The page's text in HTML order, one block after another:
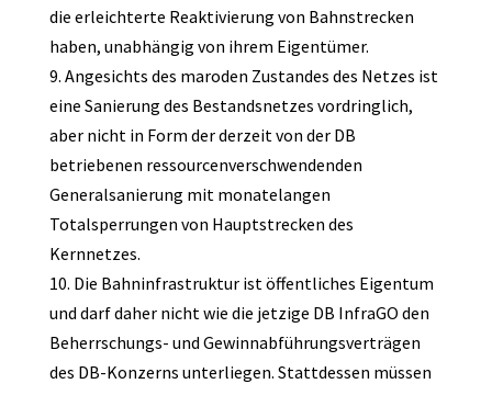
die erleichterte Reaktivierung von Bahnstrecken
haben, unabhängig von ihrem Eigentümer.
9. Angesichts des maroden Zustandes des Netzes ist
eine Sanierung des Bestandsnetzes vordringlich,
aber nicht in Form der derzeit von der DB
betriebenen ressourcenverschwendenden
Generalsanierung mit monatelangen
Totalsperrungen von Hauptstrecken des
Kernnetzes.
10. Die Bahninfrastruktur ist öffentliches Eigentum
und darf daher nicht wie die jetzige DB InfraGO den
Beherrschungs- und Gewinnabführungsverträgen
des DB-Konzerns unterliegen. Stattdessen müssen